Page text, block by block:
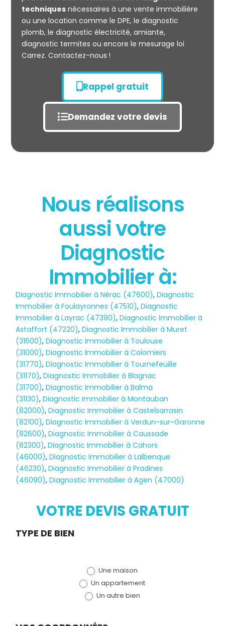
État des risques
POLLUTION
Diagnostic
TERMITES
techniquesnécessaires à une vente immobilière
ou une location comme le DPE, le diagnostic
plomb, le diagnostic électricité, amiante,
diagnostic termites ou encore le mesurage loi
Carrez. Contactez-nous !
Rappel gratuit
Demandez votre devis
Nous réalisons
aussi votre
Diagnostic
Immobilier à:
Diagnostic Immobilier à Nérac (47600),Diagnostic
Immobilier à Foulayronnes (47510),Diagnostic
Immobilier à Layrac (47390),Diagnostic Immobilier à
Astaffort (47220),Diagnostic Immobilier à Muret
(31600),Diagnostic Immobilier à Toulouse
(31000),Diagnostic Immobilier à Colomiers
(31770),Diagnostic Immobilier à Tournefeuille
(31170),Diagnostic Immobilier à Blagnac
(31700),Diagnostic Immobilier à Balma
(31130),Diagnostic Immobilier à Montauban
(82000),Diagnostic Immobilier à Castelsarrasin
(82100),Diagnostic Immobilier à Verdun-sur-Garonne
(82600),Diagnostic Immobilier à Caussade
(82300),Diagnostic Immobilier à Cahors
(46000),Diagnostic Immobilier à Lalbenque
(46230),Diagnostic Immobilier à Pradines
(46090),Diagnostic Immobilier à Agen (47000)
VOTRE DEVIS GRATUIT
Demande
TYPE DE BIEN
Une maison
Un appartement
Un autre bien